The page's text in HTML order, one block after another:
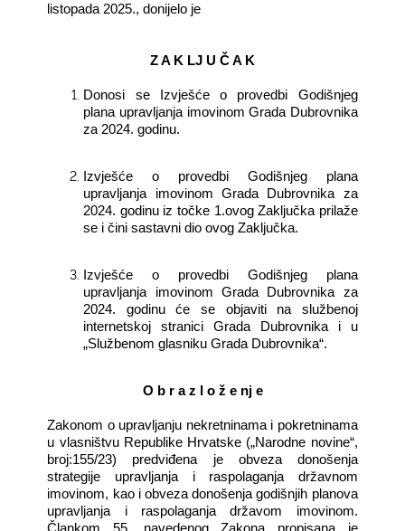
listopada 2025., donijelo je
Z A K LJ U Č A K
Donosi se Izvješće o provedbi Godišnjeg
plana upravljanja imovinom Grada Dubrovnika
za 2024. godinu.
Izvješće o provedbi Godišnjeg plana
upravljanja imovinom Grada Dubrovnika za
2024. godinu iz točke 1.ovog Zaključka prilaže
se i čini sastavni dio ovog Zaključka.
Izvješće o provedbi Godišnjeg plana
upravljanja imovinom Grada Dubrovnika za
2024. godinu će se objaviti na službenoj
internetskoj stranici Grada Dubrovnika i u
„Službenom glasniku Grada Dubrovnika“.
O b r a z l o ž e nj e
Zakonom o upravljanju nekretninama i pokretninama
u vlasništvu Republike Hrvatske („Narodne novine“,
broj:155/23) predviđena je obveza donošenja
strategije upravljanja i raspolaganja državnom
imovinom, kao i obveza donošenja godišnjih planova
upravljanja i raspolaganja državom imovinom.
Člankom 55. navedenog Zakona propisana je